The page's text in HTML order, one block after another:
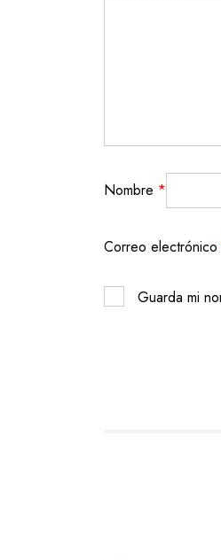
Nombre *
Correo electrónico
Guarda mi